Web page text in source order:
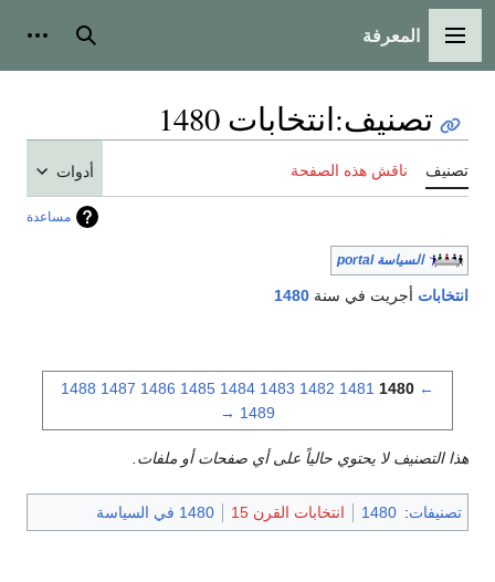
القائمة الرئيسية
المعرفة بحث
تصنيف:انتخابات 1480
تصنيف ناقش هذه الصفحة أدوات
مساعدة
السياسة portal
انتخابات أجريت في سنة 1480
←
1480
1481
1482
1483
1484
1485
1486
1487
1488
1489
→
هذا التصنيف لا يحتوي حالياً على أي صفحات أو ملفات.
تصنيفات:
1480 انتخابات القرن 15 1480 في السياسة